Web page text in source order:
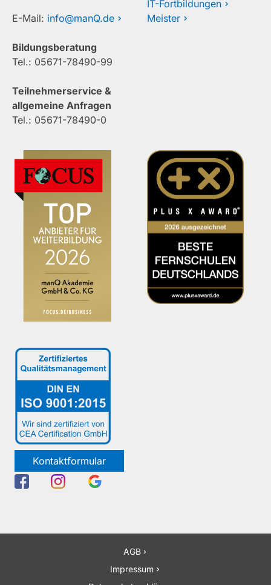
E-Mail: info@manQ.de
Bildungsberatung
Tel.: 05671-78490-99
Teilnehmerservice &
allgemeine Anfragen
Tel.: 05671-78490-0
IT-Fortbildungen
Meister
Kontaktformular
AGB
Impressum